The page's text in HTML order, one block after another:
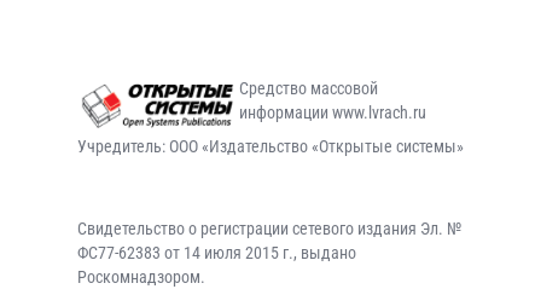
Средство массовой
информации www.lvrach.ru
Учредитель: ООО «Издательство «Открытые системы»
Свидетельство о регистрации сетевого издания Эл. №
ФС77-62383 от 14 июля 2015 г., выдано
Роскомнадзором.